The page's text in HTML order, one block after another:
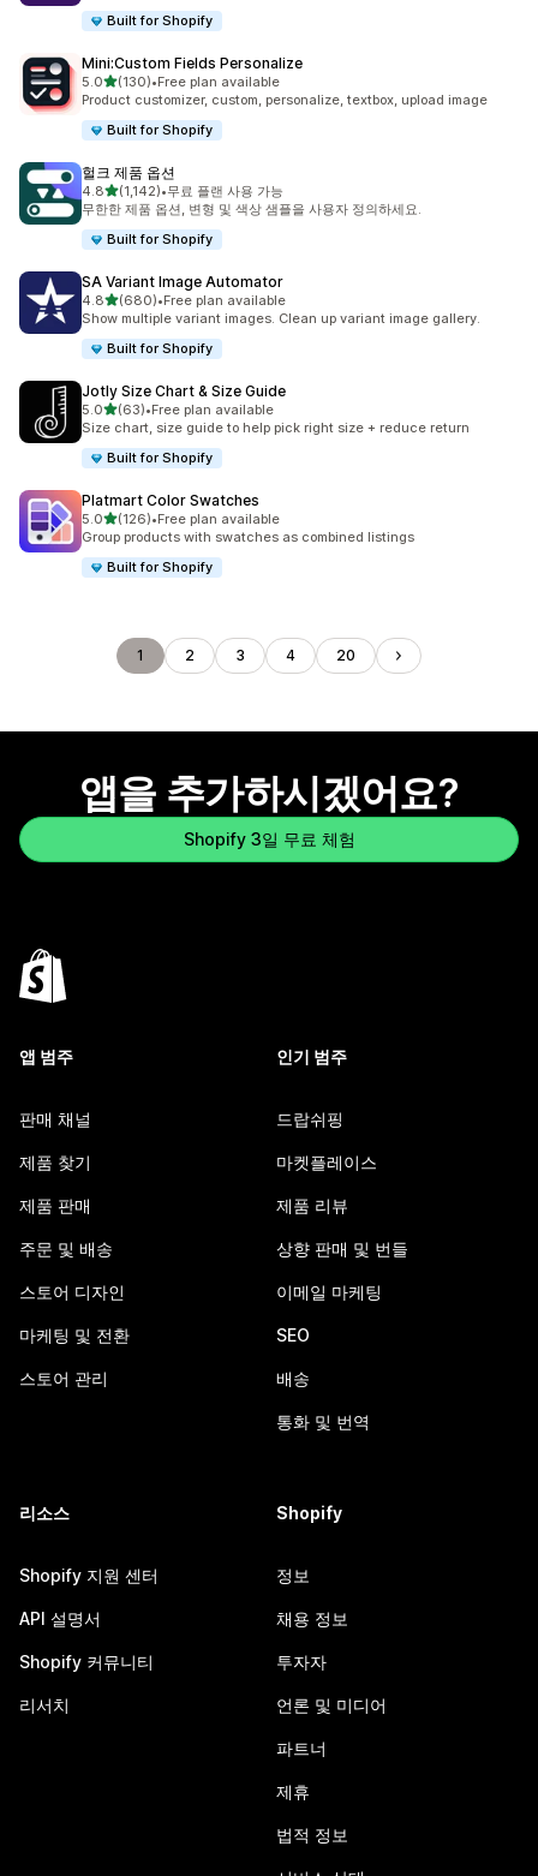
Built for Shopify
Mini:Custom Fields Personalize
5.0별 5개 중
(130)
총 리뷰 130개
•Free plan available
Product customizer, custom, personalize, textbox, upload image
Built for Shopify
헐크 제품 옵션
4.8별 5개 중
(1,142)
총 리뷰 1142개
•무료 플랜 사용 가능
무한한 제품 옵션, 변형 및 색상 샘플을 사용자 정의하세요.
Built for Shopify
SA Variant Image Automator
4.8별 5개 중
(680)
총 리뷰 680개
•Free plan available
Show multiple variant images. Clean up variant image gallery.
Built for Shopify
Jotly Size Chart & Size Guide
5.0별 5개 중
(63)
총 리뷰 63개
•Free plan available
Size chart, size guide to help pick right size + reduce return
Built for Shopify
Platmart Color Swatches
5.0별 5개 중
(126)
총 리뷰 126개
•Free plan available
Group products with swatches as combined listings
Built for Shopify
1 2 3 4 20
앱을 추가하시겠어요?
Shopify 3일 무료 체험
앱 범주
판매 채널
제품 찾기
제품 판매
주문 및 배송
스토어 디자인
마케팅 및 전환
스토어 관리
인기 범주
드랍쉬핑
마켓플레이스
제품 리뷰
상향 판매 및 번들
이메일 마케팅
SEO
배송
통화 및 번역
리소스
Shopify 지원 센터
API 설명서
Shopify 커뮤니티
리서치
Shopify
정보
채용 정보
투자자
언론 및 미디어
파트너
제휴
법적 정보